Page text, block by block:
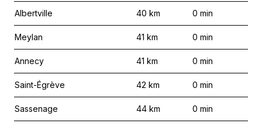
Albertville 40 km 0 min
Meylan 41 km 0 min
Annecy 41 km 0 min
Saint-Égrève 42 km 0 min
Sassenage 44 km 0 min